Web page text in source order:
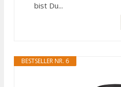
bist Du...
BESTSELLER NR. 6